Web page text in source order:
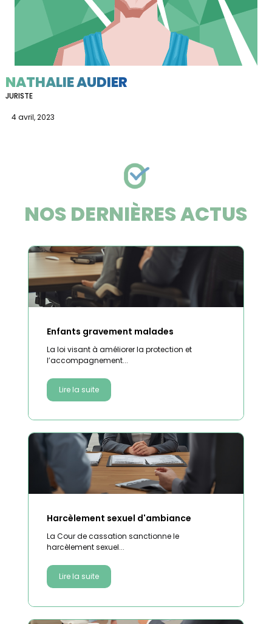
NATHALIE AUDIER
JURISTE
4 avril, 2023
NOS DERNIÈRES ACTUS
Enfants gravement malades
La loi visant à améliorer la protection et
l’accompagnement...
Lire la suite
Harcèlement sexuel d'ambiance
La Cour de cassation sanctionne le
harcèlement sexuel...
Lire la suite